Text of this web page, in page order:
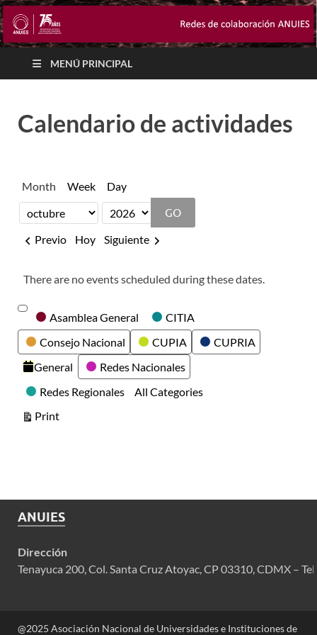
MENÚ PRINCIPAL
Calendario de actividades
Month Week Day
Month
Year
Previo
Hoy Siguiente
There are no events scheduled during these dates.
CategoriesAsamblea General
CITIA
Consejo Nacional
CUPIA
CUPRIA
General
Redes Nacionales
Redes Regionales
All Categories
PrintView
ANUIES
Dirección
Tenayuca 200, Col. Santa Cruz Atoyac, CP 03310, CDMX –
@2025 Asociación Nacional de Universidades e Instituciones de